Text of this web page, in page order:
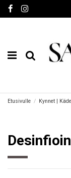
Etusivulle Kynnet |